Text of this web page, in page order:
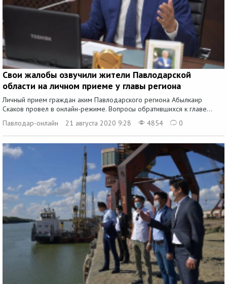
Свои жалобы озвучили жители Павлодарской
области на личном приеме у главы региона
Личный прием граждан аким Павлодарского региона Абылкаир
Скаков провел в онлайн-режиме. Вопросы обратившихся к главе...
Павлодар-онлайн
21 августа 2020 9:28 4854 0